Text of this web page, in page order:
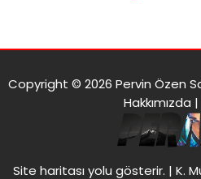
Copyright © 2026 Pervin Özen
Hakkımızda |
Site haritası yolu gösterir. | K.